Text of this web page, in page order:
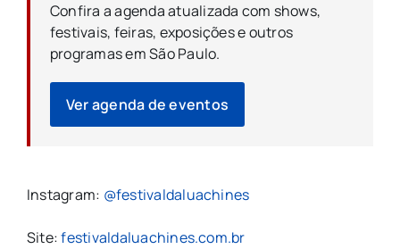
Confira a agenda atualizada com shows,
festivais, feiras, exposições e outros
programas em São Paulo.
Ver agenda de eventos
Instagram: @festivaldaluachines
Site:festivaldaluachines.com.br